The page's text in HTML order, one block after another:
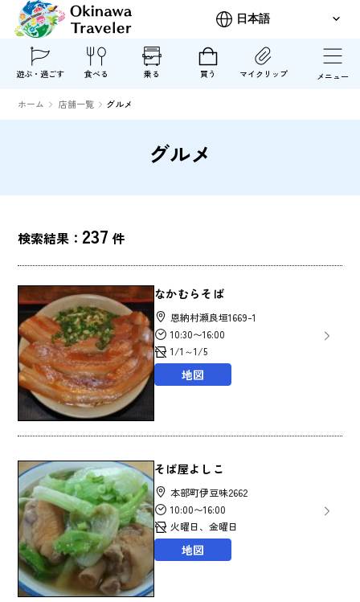
遊ぶ・過ごす 食べる 乗る 買う マイクリップ メニュー
ホーム 店舗一覧 グルメ
グルメ
検索結果： 237 件
なかむらそば
恩納村瀬良垣1669-1
10:30〜16:00
1/1～1/5
地図
そば屋よしこ
本部町伊豆味2662
10:00〜16:00
火曜日、金曜日
地図